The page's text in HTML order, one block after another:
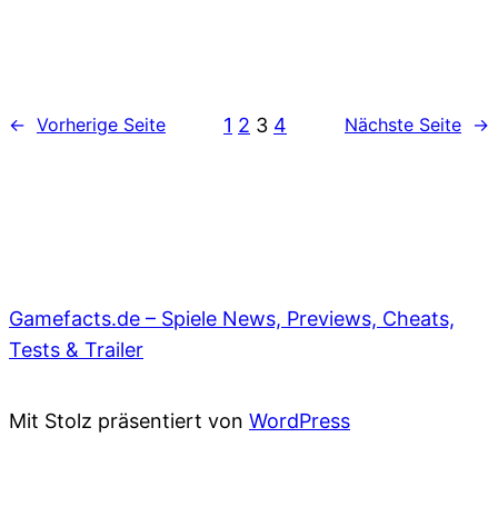
← Vorherige Seite 1 2 3 4 Nächste Seite →
Gamefacts.de – Spiele News, Previews, Cheats,
Tests & Trailer
Mit Stolz präsentiert von WordPress